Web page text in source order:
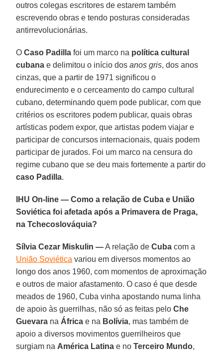
outros colegas escritores de estarem também
escrevendo obras e tendo posturas consideradas
antirrevolucionárias.
OCaso Padilla foi um marco na política cultural
cubana e delimitou o início dosanos gris, dos anos
cinzas, que a partir de 1971 significou o
endurecimento e o cerceamento do campo cultural
cubano, determinando quem pode publicar, com que
critérios os escritores podem publicar, quais obras
artísticas podem expor, que artistas podem viajar e
participar de concursos internacionais, quais podem
participar de jurados. Foi um marco na censura do
regime cubano que se deu mais fortemente a partir do
caso Padilla.
IHU On-line — Como a relação de Cuba e União
Soviética foi afetada após a Primavera de Praga,
na Tchecoslováquia?
Sílvia Cezar Miskulin —A relação deCuba com a
União Soviética variou em diversos momentos ao
longo dos anos 1960, com momentos de aproximação
e outros de maior afastamento. O caso é que desde
meados de 1960, Cuba vinha apostando numa linha
de apoio às guerrilhas, não só as feitas peloChe
Guevara na África e na Bolívia, mas também de
apoio a diversos movimentos guerrilheiros que
surgiam na América Latina e noTerceiro Mundo,